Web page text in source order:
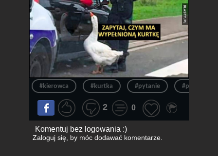
#kierowca #kurtka #pytanie #policjant
2 0
Komentuj bez logowania :)
Zaloguj się, by móc dodawać komentarze.